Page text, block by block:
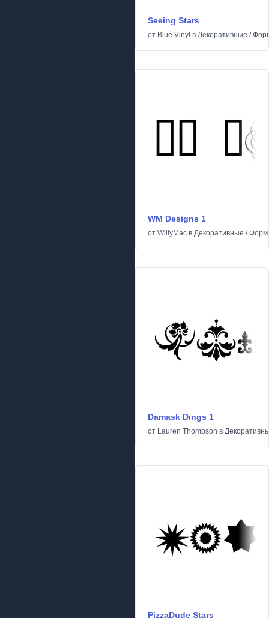
Seeing Stars
от Blue Vinyl в Декоративные /
WM Designs 1
от WillyMac в Декоративные /
Damask Dings 1
от Lauren Thompson в
PizzaDude Stars